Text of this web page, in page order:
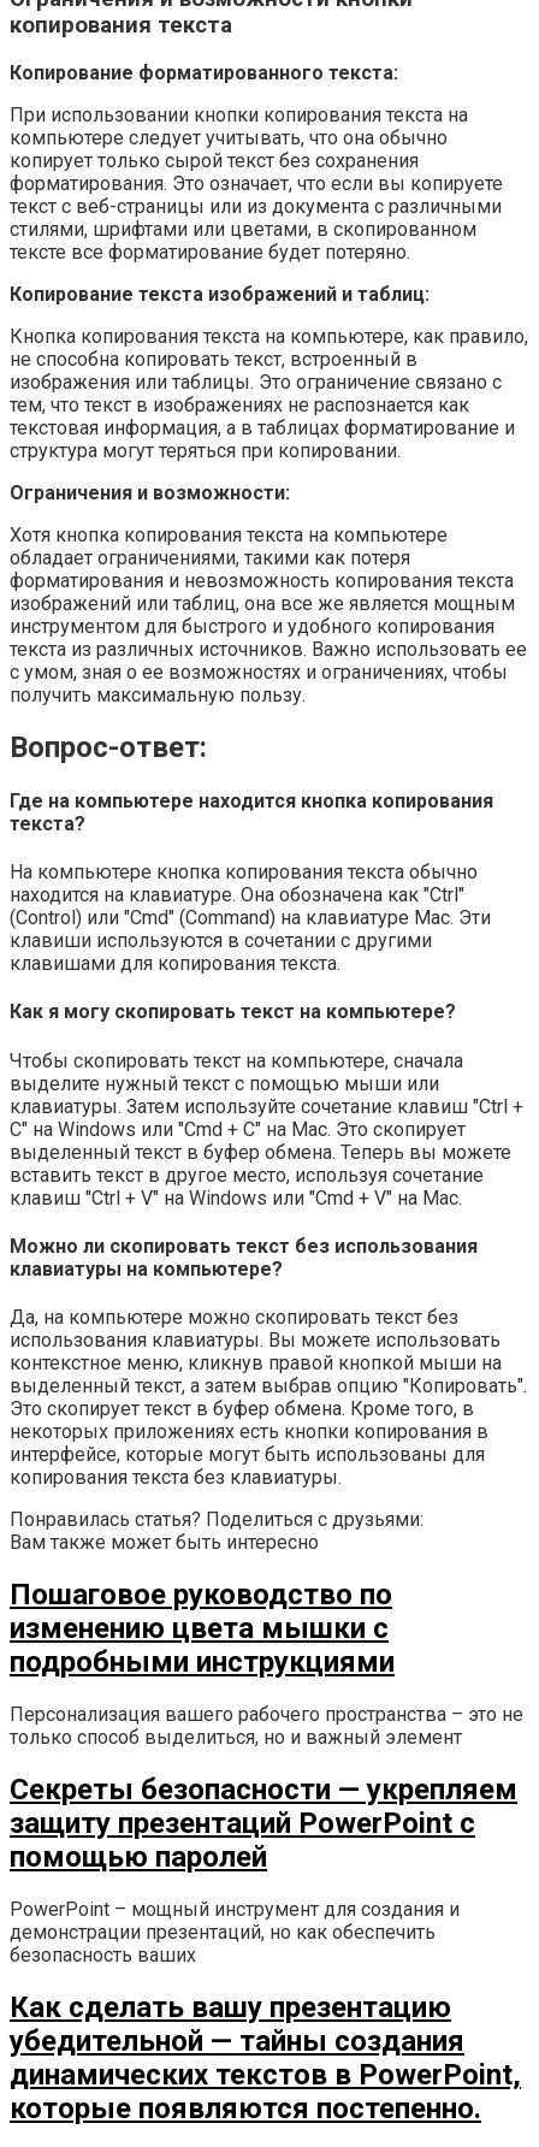
копирования текста
Копирование форматированного текста:
При использовании кнопки копирования текста на
компьютере следует учитывать, что она обычно
копирует только сырой текст без сохранения
форматирования. Это означает, что если вы копируете
текст с веб-страницы или из документа с различными
стилями, шрифтами или цветами, в скопированном
тексте все форматирование будет потеряно.
Копирование текста изображений и таблиц:
Кнопка копирования текста на компьютере, как правило,
не способна копировать текст, встроенный в
изображения или таблицы. Это ограничение связано с
тем, что текст в изображениях не распознается как
текстовая информация, а в таблицах форматирование и
структура могут теряться при копировании.
Ограничения и возможности:
Хотя кнопка копирования текста на компьютере
обладает ограничениями, такими как потеря
форматирования и невозможность копирования текста
изображений или таблиц, она все же является мощным
инструментом для быстрого и удобного копирования
текста из различных источников. Важно использовать ее
с умом, зная о ее возможностях и ограничениях, чтобы
получить максимальную пользу.
Вопрос-ответ:
Где на компьютере находится кнопка копирования
текста?
На компьютере кнопка копирования текста обычно
находится на клавиатуре. Она обозначена как "Ctrl"
(Control) или "Cmd" (Command) на клавиатуре Mac. Эти
клавиши используются в сочетании с другими
клавишами для копирования текста.
Как я могу скопировать текст на компьютере?
Чтобы скопировать текст на компьютере, сначала
выделите нужный текст с помощью мыши или
клавиатуры. Затем используйте сочетание клавиш "Ctrl +
C" на Windows или "Cmd + C" на Mac. Это скопирует
выделенный текст в буфер обмена. Теперь вы можете
вставить текст в другое место, используя сочетание
клавиш "Ctrl + V" на Windows или "Cmd + V" на Mac.
Можно ли скопировать текст без использования
клавиатуры на компьютере?
Да, на компьютере можно скопировать текст без
использования клавиатуры. Вы можете использовать
контекстное меню, кликнув правой кнопкой мыши на
выделенный текст, а затем выбрав опцию "Копировать".
Это скопирует текст в буфер обмена. Кроме того, в
некоторых приложениях есть кнопки копирования в
интерфейсе, которые могут быть использованы для
копирования текста без клавиатуры.
Понравилась статья? Поделиться с друзьями:
Вам также может быть интересно
Пошаговое руководство по
изменению цвета мышки с
подробными инструкциями
Персонализация вашего рабочего пространства – это не
только способ выделиться, но и важный элемент
Секреты безопасности — укрепляем
защиту презентаций PowerPoint с
помощью паролей
PowerPoint – мощный инструмент для создания и
демонстрации презентаций, но как обеспечить
безопасность ваших
Как сделать вашу презентацию
убедительной — тайны создания
динамических текстов в PowerPoint,
которые появляются постепенно.